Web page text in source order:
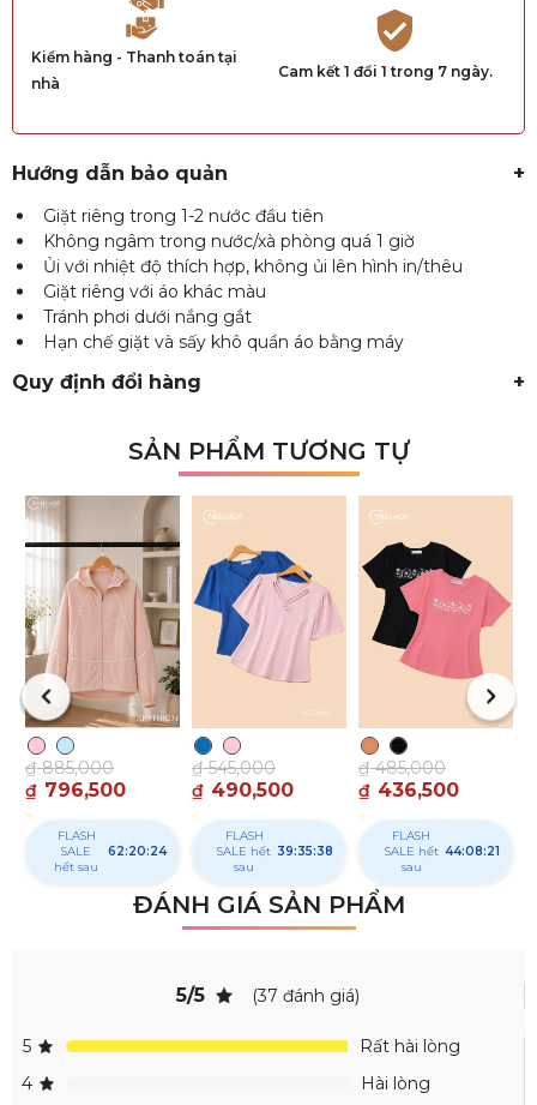
Kiểm hàng - Thanh toán tại
nhà
Cam kết 1 đổi 1 trong 7 ngày.
Hướng dẫn bảo quản +
Giặt riêng trong 1-2 nước đầu tiên
Không ngâm trong nước/xà phòng quá 1 giờ
Ủi với nhiệt độ thích hợp, không ủi lên hình in/thêu
Giặt riêng với áo khác màu
Tránh phơi dưới nắng gắt
Hạn chế giặt và sấy khô quần áo bằng máy
Quy định đổi hàng +
SẢN PHẨM TƯƠNG TỰ
₫ 796,500
₫885,000
FLASH
SALE
hết sau
62:20:23
₫ 490,500
₫545,000
FLASH
SALE hết
sau
39:35:37
₫ 436,500
₫485,000
FLASH
SALE
hết sau
44:08:20
ĐÁNH GIÁ SẢN PHẨM
(37 đánh giá)
5/5
5
Rất hài lòng
4
Hài lòng